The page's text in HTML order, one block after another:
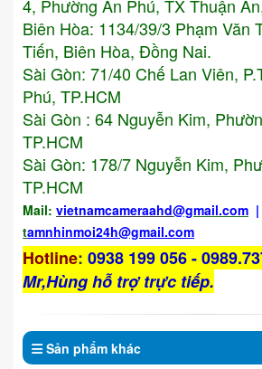
4, Phường An Phú, TX Thuận
Biên Hòa: 1134/39/3 Phạm Văn
Tiến, Biên Hòa, Đồng Nai.
Sài Gòn: 71/40 Chế Lan Viên,
Phú, TP.HCM
Sài Gòn : 64 Nguyễn Kim,
TP.HCM
Sài Gòn: 178/7 Nguyễn Kim,
TP.HCM
Mail: vietnamcameraahd@gmail.com |
tamnhinmoi24h@gmail.com
Hotline: 0938 199 056 -
Mr,Hùng hỗ trợ trực tiếp.
Sản phẩm khác